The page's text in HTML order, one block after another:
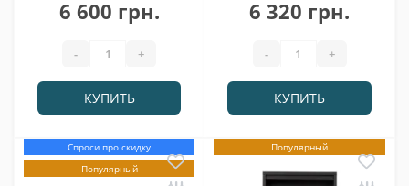
6 600 грн.
- +
КУПИТЬ
6 320 грн.
- +
КУПИТЬ
Спроси про скидку
Популярный
Популярный